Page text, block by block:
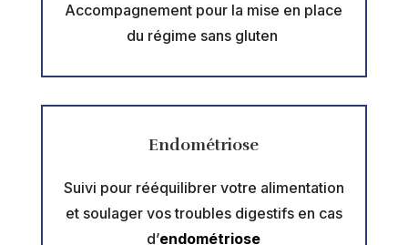
Accompagnement pour la mise en place
du régime sans gluten
Endométriose
Suivi pour rééquilibrer votre alimentation
et soulager vos troubles digestifs en cas
d’endométriose